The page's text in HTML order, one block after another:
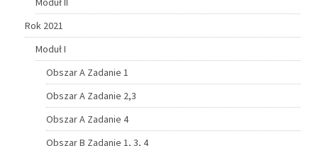
Rok 2021
Moduł I
Obszar A Zadanie 1
Obszar A Zadanie 2,3
Obszar A Zadanie 4
Obszar B Zadanie 1, 3, 4